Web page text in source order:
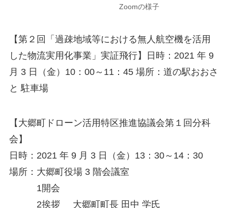
Zoomの様子
【第２回「過疎地域等における無人航空機を活用
した物流実用化事業」実証飛行】日時：2021 年 9
月 3 日（金）10：00～11：45 場所：道の駅おおさ
と 駐車場
【大郷町ドローン活用特区推進協議会第１回分科
会】
日時：2021 年 9 月 3 日（金）13：30～14：30
場所：大郷町役場 3 階会議室
1開会
2挨拶 大郷町町長 田中 学氏